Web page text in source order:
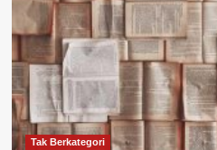
Luncurkan
Program
Pelatihan
Guru
Mendukung
Pendidikan
Bahasa
Inggris
Tak Berkategori